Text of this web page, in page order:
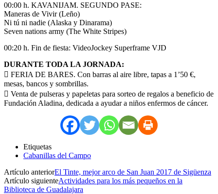
00:00 h. KAVANIJAM. SEGUNDO PASE:
Maneras de Vivir (Leño)
Ni tú ni nadie (Alaska y Dinarama)
Seven nations army (The White Stripes)
00:20 h. Fin de fiesta: VideoJockey Superframe VJD
DURANTE TODA LA JORNADA:
 FERIA DE BARES. Con barras al aire libre, tapas a 1’50 €,
mesas, bancos y sombrillas.
 Venta de pulseras y papeletas para sorteo de regalos a beneficio de
Fundación Aladina, dedicada a ayudar a niños enfermos de cáncer.
Etiquetas
Cabanillas del Campo
Artículo anteriorEl Tinte, mejor arco de San Juan 2017 de Sigüenza
Artículo siguienteActividades para los más pequeños en la
Biblioteca de Guadalajara